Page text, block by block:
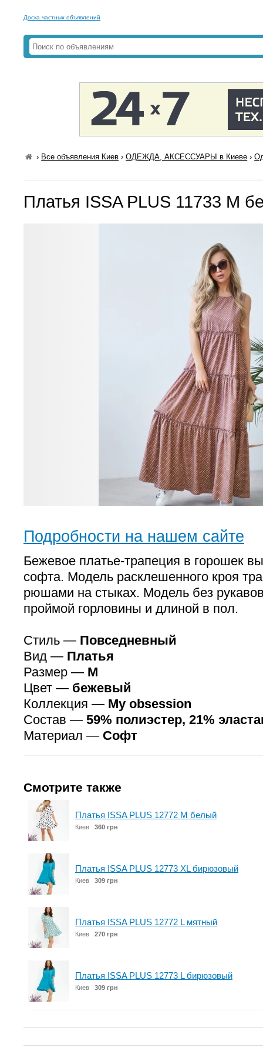
Доска частных объявлений
› Все объявления Киев ›ОДЕЖДА, АКСЕССУАРЫ в Киеве ›
Платья ISSA PLUS 11733 M
Подробности на нашем сайте
Бежевое платье-трапеция в горошек
софта. Модель расклешенного кроя
рюшами на стыках. Модель без
проймой горловины и длиной в пол.
Стиль — Повседневный
Вид — Платья
Размер — M
Цвет — бежевый
Коллекция — My obsession
Состав — 59% полиэстер, 21%
Материал — Софт
Смотрите также
Платья ISSA PLUS 12772 M белый
Киев 360 грн
Платья ISSA PLUS 12773 XL бирюзовый
Киев 309 грн
Платья ISSA PLUS 12772 L мятный
Киев 270 грн
Платья ISSA PLUS 12773 L бирюзовый
Киев 309 грн